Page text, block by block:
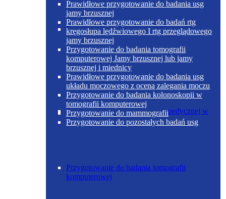
Poradnia chirurgii ogólnej w Skoczowie
Poradnia chirurgii urazowo-ortopedycznej w
Skoczowie
Prawidłowe przygotowanie do badania usg
jamy brzusznej
Prawidłowe przygotowanie do badań rtg
kręgosłupa lędźwiowego I rtg przeglądowego
jamy brzusznej
Przygotowanie do badania tomografii
komputerowej Jamy brzusznej lub jamy
brzusznej i miednicy
Prawidłowe przygotowanie do badania usg
układu moczowego z oceną zalegania moczu
Przygotowanie do badania kolonoskopii w
tomografii komputerowej
Przygotowanie do mammografii
Przygotowanie do pozostałych badań usg
Przygotowanie do badania tomografii
komputerowej